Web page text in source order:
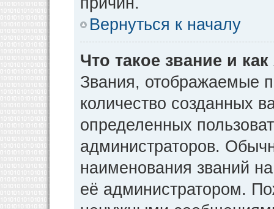
Вернуться к началу
Что такое звание и
Звания, отображаемые
количество созданных
определенных
администраторов.
наименования званий
её администратором.